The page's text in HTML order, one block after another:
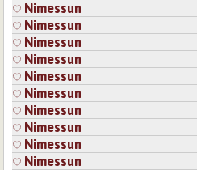
Kiva Runo.
Kirjaudutairekisteröidy
Sivut
Nimessun
Nimessun
Nimessun
Nimessun
Nimessun
Nimessun
Nimessun
Nimessun
Nimessun
Nimessun